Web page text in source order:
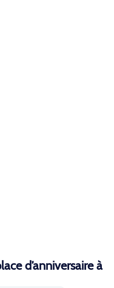
d’anniversaire à